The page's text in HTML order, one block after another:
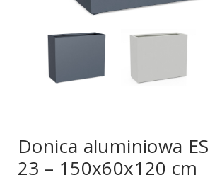
Donica aluminiowa
23 – 150x60x120 cm